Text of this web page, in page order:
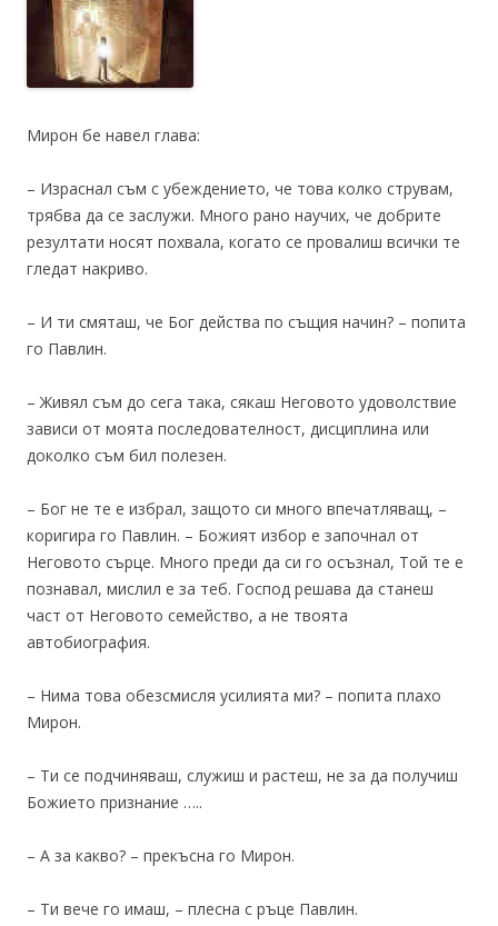
Мирон бе навел глава:
– Израснал съм с убеждението, че това колко струвам,
трябва да се заслужи. Много рано научих, че добрите
резултати носят похвала, когато се провалиш всички те
гледат накриво.
– И ти смяташ, че Бог действа по същия начин? – попита
го Павлин.
– Живял съм до сега така, сякаш Неговото удоволствие
зависи от моята последователност, дисциплина или
доколко съм бил полезен.
– Бог не те е избрал, защото си много впечатляващ, –
коригира го Павлин. – Божият избор е започнал от
Неговото сърце. Много преди да си го осъзнал, Той те е
познавал, мислил е за теб. Господ решава да станеш
част от Неговото семейство, а не твоята
автобиография.
– Нима това обезсмисля усилията ми? – попита плахо
Мирон.
– Ти се подчиняваш, служиш и растеш, не за да получиш
Божието признание …..
– А за какво? – прекъсна го Мирон.
– Ти вече го имаш, – плесна с ръце Павлин.